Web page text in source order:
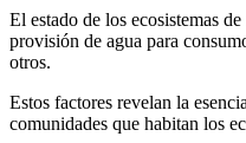
El estado de los ecosistemas
provisión de agua para
otros.
Estos factores revelan la
comunidades que habitan los